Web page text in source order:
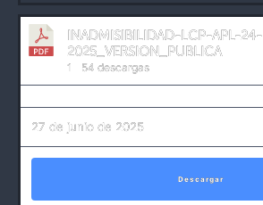
INADMISIBILIDAD-LCP-APL-24-
2025_VERSION_PUBLICA
1 54 descargas
27 de junio de 2025
Descargar